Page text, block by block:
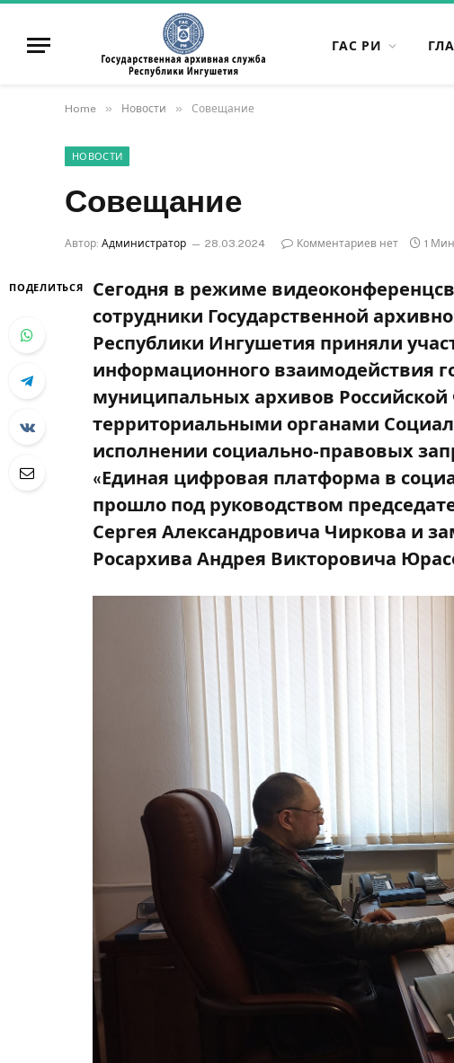
ГАС РИ
Home » Новости » Совещание
НОВОСТИ
Совещание
Автор: Администратор 28.03.2024 Комментариев нет 1
ПОДЕЛИТЬСЯ
Сегодня в режиме
сотрудники Государственной
Республики Ингушетия приняли
информационного взаимодействия
муниципальных архивов
территориальными органами
исполнении социально-правовых
«Единая цифровая платформа в
прошло под руководством
Сергея Александровича Чиркова и
Росархива Андрея Викторовича